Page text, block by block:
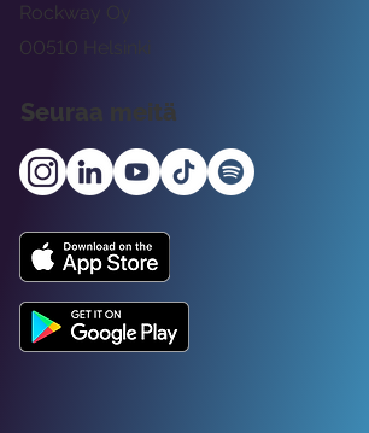
Rockway Oy
00510 Helsinki
Seuraa meitä